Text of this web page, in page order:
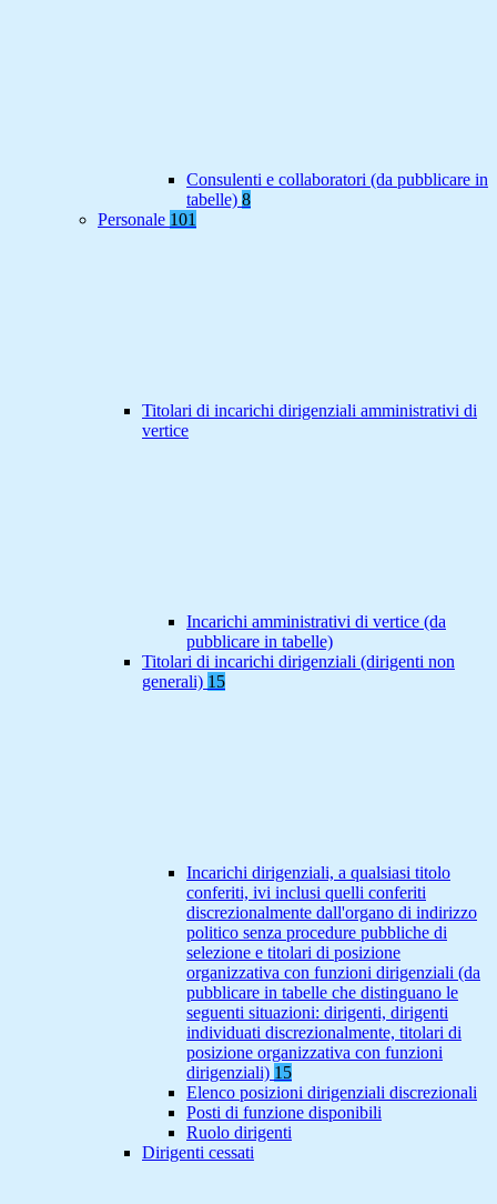
Consulenti e collaboratori (da pubblicare in
tabelle) 8
Personale 101
Titolari di incarichi dirigenziali amministrativi di
vertice
Incarichi amministrativi di vertice (da
pubblicare in tabelle)
Titolari di incarichi dirigenziali (dirigenti non
generali) 15
Incarichi dirigenziali, a qualsiasi titolo
conferiti, ivi inclusi quelli conferiti
discrezionalmente dall'organo di indirizzo
politico senza procedure pubbliche di
selezione e titolari di posizione
organizzativa con funzioni dirigenziali (da
pubblicare in tabelle che distinguano le
seguenti situazioni: dirigenti, dirigenti
individuati discrezionalmente, titolari di
posizione organizzativa con funzioni
dirigenziali) 15
Elenco posizioni dirigenziali discrezionali
Posti di funzione disponibili
Ruolo dirigenti
Dirigenti cessati